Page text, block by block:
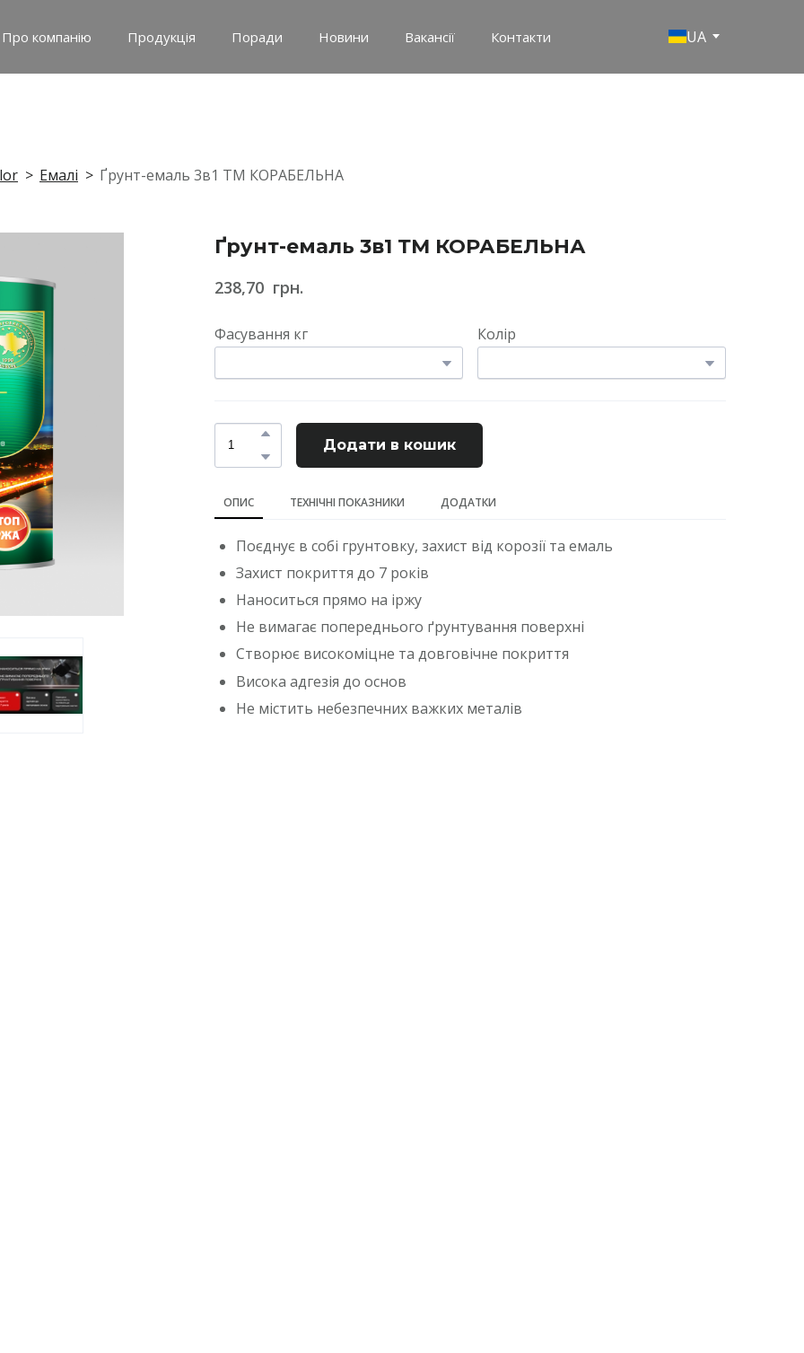
Про компанію Продукція Поради Новини Вакансії Контакти UA
Емалі Ґрунт-емаль 3в1 ТМ КОРАБЕЛЬНА
Ґрунт-емаль 3в1 ТМ КОРАБЕЛЬНА
238,70  грн.
Фасування кг Колір
Додати в кошик
ОПИС ТЕХНІЧНІ ПОКАЗНИКИ ДОДАТКИ
Поєднує в собі грунтовку, захист від корозії та емаль
Захист покриття до 7 років
Наноситься прямо на іржу
Не вимагає попереднього ґрунтування поверхні
Створює високоміцне та довговічне покриття
Висока адгезія до основ
Не містить небезпечних важких металів